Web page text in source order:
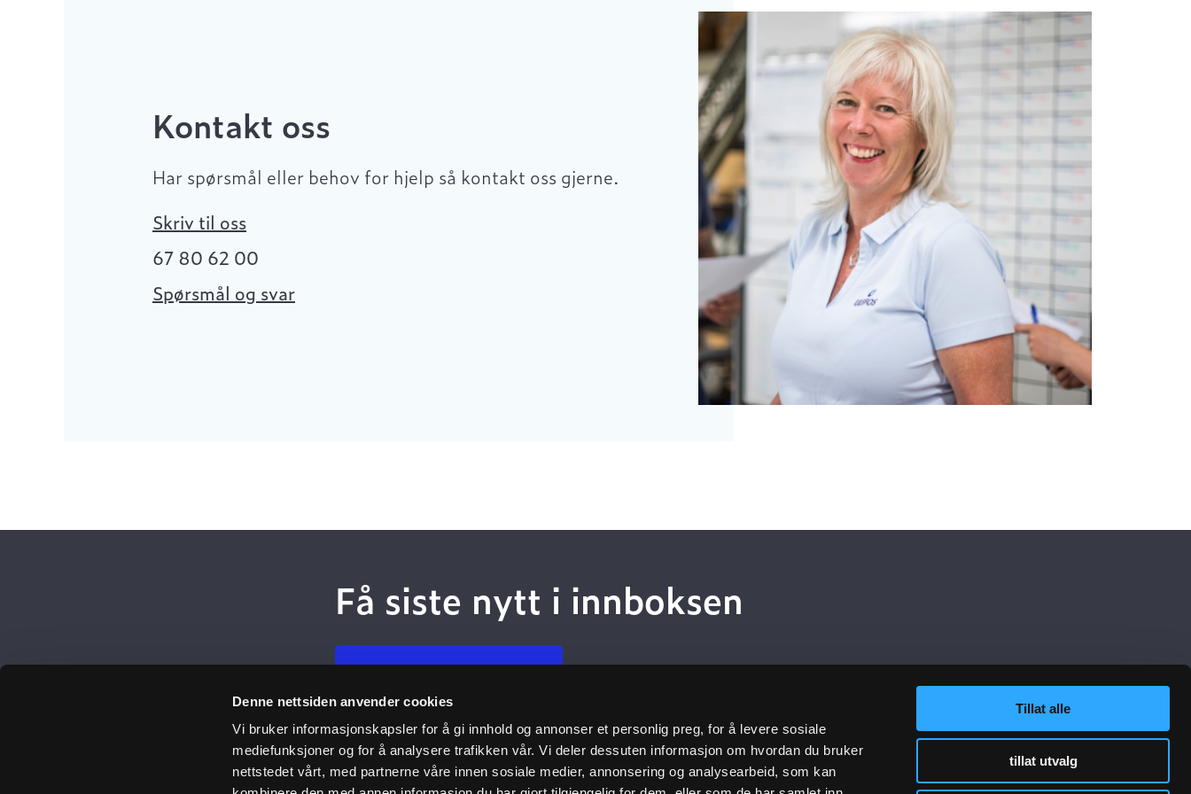
Denne nettsiden anvender cookies
Vi bruker informasjonskapsler for å gi innhold og annonser et personlig preg, for å levere sosiale
mediefunksjoner og for å analysere trafikken vår. Vi deler dessuten informasjon om hvordan du bruker
nettstedet vårt, med partnerne våre innen sosiale medier, annonsering og analysearbeid, som kan
Tillat alle
tillat utvalg
Kontakt oss
Har spørsmål eller behov for hjelp så kontakt oss gjerne.
Skriv til oss
67 80 62 00
Spørsmål og svar
Få siste nytt i innboksen
Meld deg på nyhetsbrev
Ulefos Kundeservice Nyttige lenker